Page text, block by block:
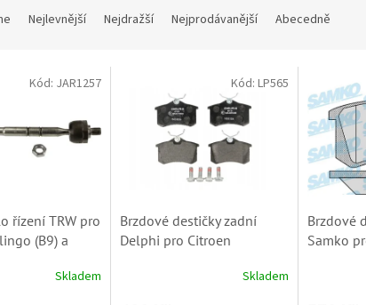
Nejlevnější Nejdražší Nejprodávanější Abecedně
řízení TRW pro
(B9) a
Skladem
Kód: JAR1257
Brzdové destičky zadní
Delphi pro Citroen
Picasso, C3II, C4, C8, DS3 a
Skladem
Kód: LP565
Brzdové
Samko